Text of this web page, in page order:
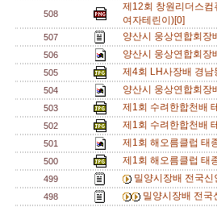
508
제12회 창원리더스
여자테린이)[0]
507 양산시 웅상연합회
506 양산시 웅상연합회
505 제4회 LH사장배 경
504 양산시 웅상연합회
503 제1회 수려한합천배
502 제1회 수려한합천배
501 제1회 해오름클럽 태
500 제1회 해오름클럽 태
499 밀양시장배 전국
498 밀양시장배 전